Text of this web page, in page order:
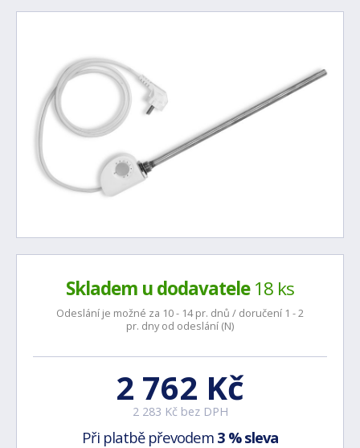
Skladem u dodavatele18 ks
Odeslání je možné za 10 - 14 pr. dnů / doručení 1 - 2
pr. dny od odeslání (N)
2 762 Kč
2 283 Kč bez DPH
Při platbě převodem 3 % sleva